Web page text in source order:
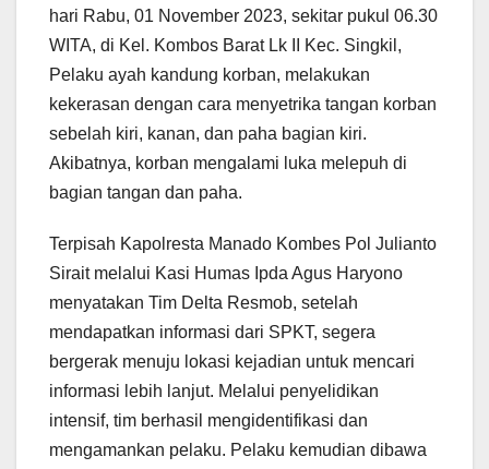
hari Rabu, 01 November 2023, sekitar pukul 06.30
WITA, di Kel. Kombos Barat Lk II Kec. Singkil,
Pelaku ayah kandung korban, melakukan
kekerasan dengan cara menyetrika tangan korban
sebelah kiri, kanan, dan paha bagian kiri.
Akibatnya, korban mengalami luka melepuh di
bagian tangan dan paha.
Terpisah Kapolresta Manado Kombes Pol Julianto
Sirait melalui Kasi Humas Ipda Agus Haryono
menyatakan Tim Delta Resmob, setelah
mendapatkan informasi dari SPKT, segera
bergerak menuju lokasi kejadian untuk mencari
informasi lebih lanjut. Melalui penyelidikan
intensif, tim berhasil mengidentifikasi dan
mengamankan pelaku. Pelaku kemudian dibawa